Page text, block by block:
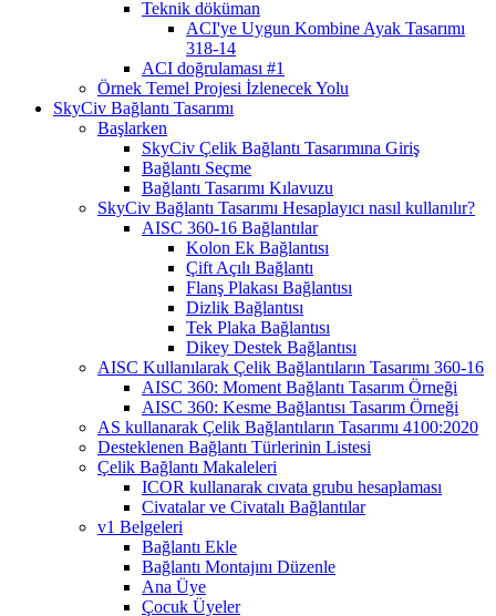
Teknik döküman
ACI'ye Uygun Kombine Ayak Tasarımı
318-14
ACI doğrulaması #1
Örnek Temel Projesi İzlenecek Yolu
SkyCiv Bağlantı Tasarımı
Başlarken
SkyCiv Çelik Bağlantı Tasarımına Giriş
Bağlantı Seçme
Bağlantı Tasarımı Kılavuzu
SkyCiv Bağlantı Tasarımı Hesaplayıcı nasıl kullanılır?
AISC 360-16 Bağlantılar
Kolon Ek Bağlantısı
Çift Açılı Bağlantı
Flanş Plakası Bağlantısı
Dizlik Bağlantısı
Tek Plaka Bağlantısı
Dikey Destek Bağlantısı
AISC Kullanılarak Çelik Bağlantıların Tasarımı 360-16
AISC 360: Moment Bağlantı Tasarım Örneği
AISC 360: Kesme Bağlantısı Tasarım Örneği
AS kullanarak Çelik Bağlantıların Tasarımı 4100:2020
Desteklenen Bağlantı Türlerinin Listesi
Çelik Bağlantı Makaleleri
ICOR kullanarak cıvata grubu hesaplaması
Civatalar ve Civatalı Bağlantılar
v1 Belgeleri
Bağlantı Ekle
Bağlantı Montajını Düzenle
Ana Üye
Çocuk Üyeler